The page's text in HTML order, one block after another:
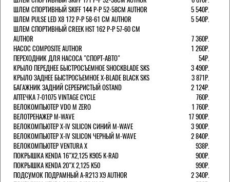
ШЛЕМ СПОРТИВНЫЙ SKIFF 144 Р-Р 52-58СМ AUTHOR
5 540Р.
ШЛЕМ PULSE LED X8 172 Р-Р 58-61 СМ AUTHOR
5 540Р.
ШЛЕМ СПОРТИВНЫЙ CREEK HST 162 Р-Р 57-60 СМ
AUTHOR
7 360Р.
НАСОС COMPOSITE AUTHOR
1 260Р.
ПЕРЕХОДНИК ДЛЯ НАСОСА "СПОРТ-АВТО"
54Р.
КРЫЛО ПЕРЕДНЕЕ БЫСТРОСЪЕМНОЕ SHOCKBLADE SKS
3 490Р.
КРЫЛО ЗАДНЕЕ БЫСТРОСЪЕМНОЕ X-BLADE BLACK SKS
3 871Р.
БАГАЖНИК ЗАДНИЙ СЕРЕБРИСТЫЙ OSTAND
2 124Р.
АПТЕЧКА 7-01075 VINTAGE CYCLE
760Р.
ВЕЛОКОМПЬЮТЕР VDO M ZERO
1 760Р.
ВЕЛОТРЕНАЖЕР M-WAVE
17 900Р.
ВЕЛОКОМПЬЮТЕР X-IV SILICON СИНИЙ M-WAVE
3 900Р.
ВЕЛОКОМПЬЮТЕР X-IV SILICON ЧЕРНЫЙ M-WAVE
2 840Р.
ВЕЛОКОМПЬЮТЕР VENTURA Х
938Р.
ПОКРЫШКА KENDA 16"Х2,125 K905 K-RAD
900Р.
ПОКРЫШКА KENDA 20"Х 2,125 K50
990Р.
ПОДСУМОК ПОДРАМНЫЙ A-R213 X9 AUTHOR
2 340Р.